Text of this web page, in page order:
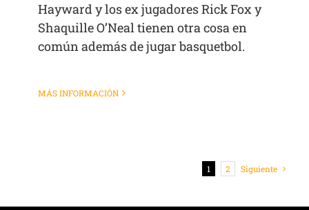
Hayward y los ex jugadores Rick Fox y
Shaquille O’Neal tienen otra cosa en
común además de jugar basquetbol.
MÁS INFORMACIÓN
1 2 Siguiente